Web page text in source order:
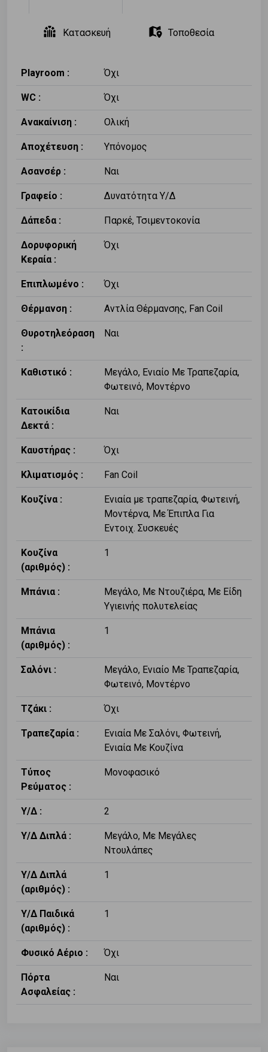
Κατασκευή Τοποθεσία
Playroom : Όχι
WC : Όχι
Ανακαίνιση : Ολική
Αποχέτευση : Υπόνομος
Ασανσέρ : Ναι
Γραφείο : Δυνατότητα Υ/Δ
Δάπεδα : Παρκέ, Τσιμεντοκονία
Δορυφορική
Κεραία :
Όχι
Επιπλωμένο : Όχι
Θέρμανση : Αντλία Θέρμανσης, Fan Coil
Θυροτηλεόραση
:
Ναι
Καθιστικό :
Μεγάλο, Ενιαίο Με Τραπεζαρία,
Φωτεινό, Μοντέρνο
Κατοικίδια
Δεκτά :
Ναι
Καυστήρας : Όχι
Κλιματισμός : Fan Coil
Κουζίνα :
Ενιαία με τραπεζαρία, Φωτεινή,
Μοντέρνα, Με Έπιπλα Για
Εντοιχ. Συσκευές
Κουζίνα
(αριθμός) :
1
Μπάνια :
Μεγάλο, Με Ντουζιέρα, Με Είδη
Υγιεινής πολυτελείας
Μπάνια
(αριθμός) :
1
Σαλόνι :
Μεγάλο, Ενιαίο Με Τραπεζαρία,
Φωτεινό, Μοντέρνο
Τζάκι : Όχι
Τραπεζαρία :
Ενιαία Με Σαλόνι, Φωτεινή,
Ενιαία Με Κουζίνα
Τύπος
Ρεύματος :
Μονοφασικό
Υ/Δ : 2
Υ/Δ Διπλά :
Μεγάλο, Με Μεγάλες
Ντουλάπες
Υ/Δ Διπλά
(αριθμός) :
1
Υ/Δ Παιδικά
(αριθμός) :
1
Φυσικό Αέριο : Όχι
Πόρτα
Ασφαλείας :
Ναι